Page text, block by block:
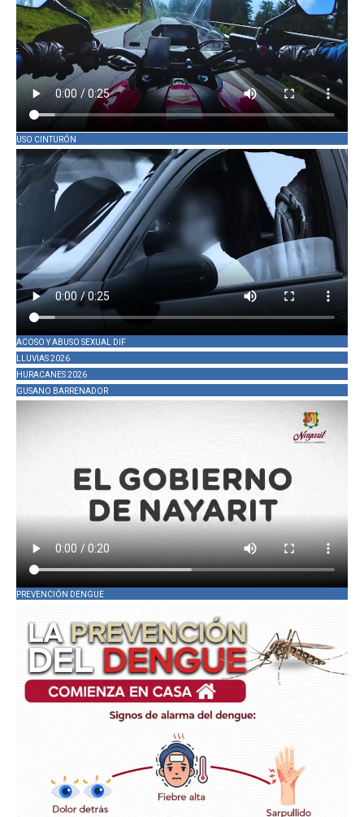
USO CINTURÓN
ACOSO Y ABUSO SEXUAL DIF
LLUVIAS 2026
HURACANES 2026
GUSANO BARRENADOR
PREVENCIÓN DENGUE